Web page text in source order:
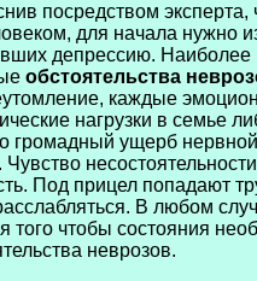
посредством эксперта,
для начала нужно
депрессию. Наиболее
обстоятельства
каждые
нагрузки в семье
громадный ущерб
Чувство
Под прицел попадают
В любом
того чтобы состояния
неврозов.